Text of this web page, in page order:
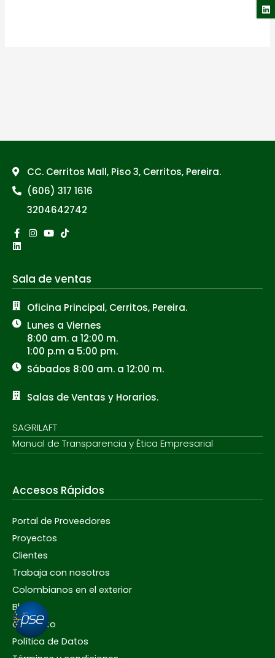
CC. Cerritos Mall, Piso 3, Cerritos, Pereira.
(606) 317 1616
3204642742
Facebook-
f
Instagram
Youtube
Tiktok
Linkedin
Sala de ventas
Oficina Principal, Cerritos, Pereira.
Lunes a Viernes
8:00 am. a 12:00 m.
1:00 p.m a 5:00 pm.
Sábados 8:00 am. a 12:00 m.
Salas de Ventas y Horarios.
SAGRILAFT
Manual de Transparencia y Ética Empresarial
Accesos Rápidos
Portal de Proveedores
Proyectos
Clientes
Trabaja con nosotros
Colombianos en el exterior
Blog
Contacto
Política de Datos